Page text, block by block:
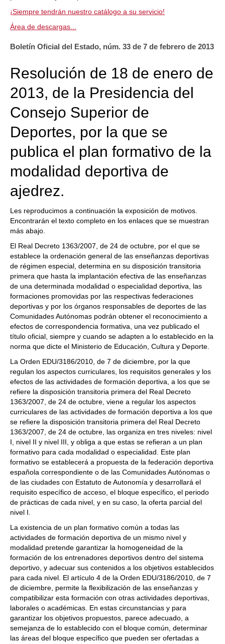
¡Siempre tendrán nuestro catálogo a su servicio!
Área de descargas...
Boletín Oficial del Estado, núm. 33 de 7 de febrero de 2013
Resolución de 18 de enero de
2013, de la Presidencia del
Consejo Superior de
Deportes, por la que se
publica el plan formativo de la
modalidad deportiva de
ajedrez.
Les reproducimos a continuación la exposición de motivos.
Encontrarán el texto completo en los enlaces que se muestran
más abajo.
El Real Decreto 1363/2007, de 24 de octubre, por el que se
establece la ordenación general de las enseñanzas deportivas
de régimen especial, determina en su disposición transitoria
primera que hasta la implantación efectiva de las enseñanzas
de una determinada modalidad o especialidad deportiva, las
formaciones promovidas por las respectivas federaciones
deportivas y por los órganos responsables de deportes de las
Comunidades Autónomas podrán obtener el reconocimiento a
efectos de correspondencia formativa, una vez publicado el
título oficial, siempre y cuando se adapten a lo establecido en la
norma que dicte el Ministerio de Educación, Cultura y Deporte.
La Orden EDU/3186/2010, de 7 de diciembre, por la que
regulan los aspectos curriculares, los requisitos generales y los
efectos de las actividades de formación deportiva, a los que se
refiere la disposición transitoria primera del Real Decreto
1363/2007, de 24 de octubre, viene a regular los aspectos
curriculares de las actividades de formación deportiva a los que
se refiere la disposición transitoria primera del Real Decreto
1363/2007, de 24 de octubre, las organiza en tres niveles: nivel
I, nivel II y nivel III, y obliga a que estas se refieran a un plan
formativo para cada modalidad o especialidad. Este plan
formativo se establecerá a propuesta de la federación deportiva
española correspondiente o de las Comunidades Autónomas o
de las ciudades con Estatuto de Autonomía y desarrollará el
requisito específico de acceso, el bloque específico, el periodo
de prácticas de cada nivel, y en su caso, la oferta parcial del
nivel I.
La existencia de un plan formativo común a todas las
actividades de formación deportiva de un mismo nivel y
modalidad pretende garantizar la homogeneidad de la
formación de los entrenadores deportivos dentro del sistema
deportivo, y adecuar sus contenidos a los objetivos establecidos
para cada nivel. El artículo 4 de la Orden EDU/3186/2010, de 7
de diciembre, permite la flexibilización de las enseñanzas y
compatibilizar esta formación con otras actividades deportivas,
laborales o académicas. En estas circunstancias y para
garantizar los objetivos propuestos, parece adecuado, a
semejanza de lo establecido con el bloque común, determinar
las áreas del bloque específico que pueden ser ofertadas a